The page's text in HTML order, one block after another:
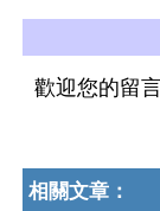
歡迎您的留言
相關文章：